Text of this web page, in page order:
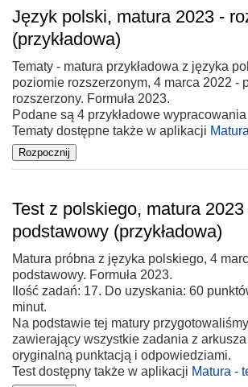
Język polski, matura 2023 -
(przykładowa)
Tematy - matura przykładowa z języka
poziomie rozszerzonym, 4 marca 2022 -
rozszerzony. Formuła 2023.
Podane są 4 przykładowe
Tematy dostępne także w aplikacji
Test z polskiego, matura 2023
podstawowy (przykładowa)
Matura próbna z języka polskiego, 4
podstawowy. Formuła 2023.
Ilość zadań: 17. Do uzyskania: 60
minut.
Na podstawie tej matury
zawierający wszystkie zadania z arkusza
oryginalną punktacją i odpowiedziami.
Test dostępny także w aplikacji Matura -